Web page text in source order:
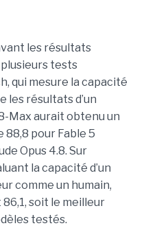
les résultats
tests
qui mesure la capacité
les résultats d’un
Max aurait obtenu un
88,8 pour Fable 5
Opus 4.8. Sur
la capacité d’un
comme un humain,
soit le meilleur
testés.